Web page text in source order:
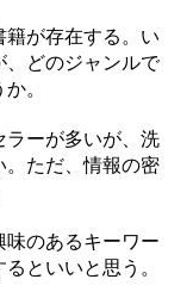
が存在する。い
どのジャンルで
。
ーが多いが、洗
ただ、情報の密
のあるキーワー
といいと思う。